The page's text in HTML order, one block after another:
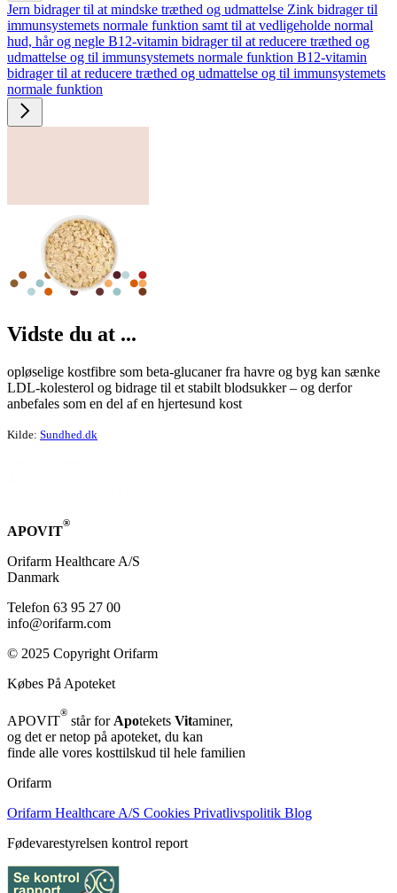
Jern bidrager til at mindske træthed og udmattelse Zink bidrager til
immunsystemets normale funktion samt til at vedligeholde normal
hud, hår og negle B12-vitamin bidrager til at reducere træthed og
udmattelse og til immunsystemets normale funktion B12-vitamin
bidrager til at reducere træthed og udmattelse og til immunsystemets
normale funktion
Vid­ste du at ...
opløselige kostfibre som beta-glucaner fra havre og byg kan sænke
LDL-kolesterol og bidrage til et stabilt blodsukker – og derfor
anbefales som en del af en hjertesund kost
Kilde: Sundhed.dk
APOVIT
®
Orifarm Healthcare A/S
Danmark
Telefon 63 95 27 00
info@orifarm.com
© 2025 Copyright Orifarm
Købes På Apoteket
APOVIT
®
står for Apotekets Vitaminer,
og det er netop på apoteket, du kan
finde alle vores kosttilskud til hele familien
Orifarm
Orifarm Healthcare A/S Cookies Privatlivspolitik Blog
Fødevarestyrelsen kontrol report